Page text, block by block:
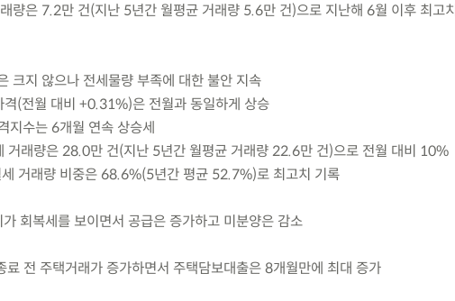
량은 7.2만 건(지난 5년간 월평균 거래량 5.6만 건)으로 지난해 6월 이후 최고치
크지 않으나 전세물량 부족에 대한 불안 지속
(전월 대비 +0.31%)은 전월과 동일하게 상승
지수는 6개월 연속 상승세
거래량은 28.0만 건(지난 5년간 월평균 거래량 22.6만 건)으로 전월 대비 10%
거래량 비중은 68.6%(5년간 평균 52.7%)로 최고치 기록
회복세를 보이면서 공급은 증가하고 미분양은 감소
전 주택거래가 증가하면서 주택담보대출은 8개월만에 최대 증가